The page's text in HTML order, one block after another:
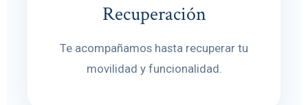
Recuperación
Te acompañamos hasta recuperar tu
movilidad y funcionalidad.